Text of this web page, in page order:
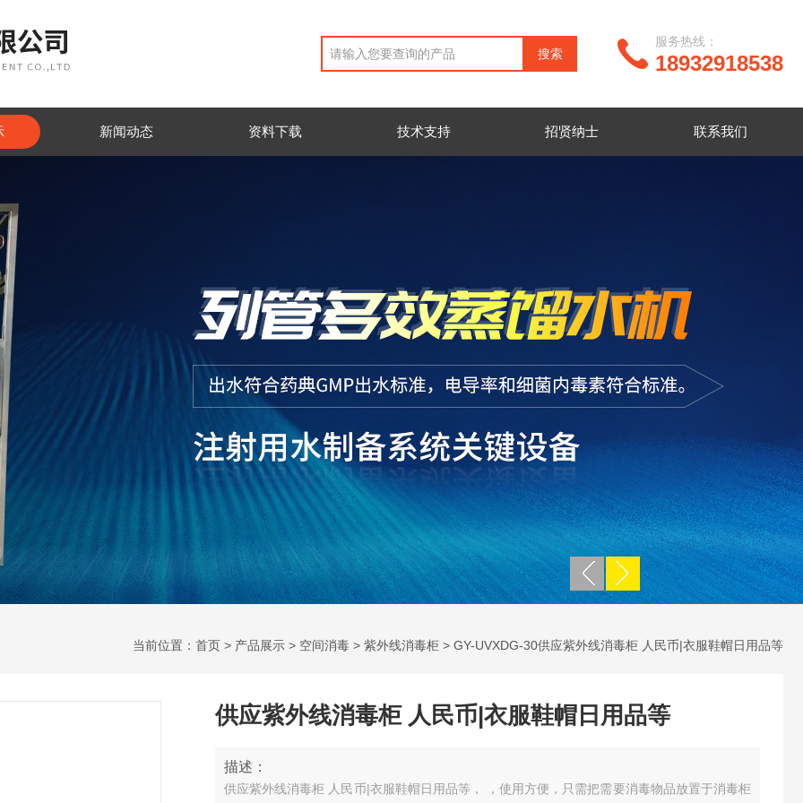
18932918538
服务热线：
新闻动态 资料下载 技术支持 招贤纳士 联系我们
当前位置： 首页 > 产品展示 > 空间消毒 > 紫外线消毒柜 > GY-UVXDG-30供应紫外线消毒柜 人民币|衣服鞋帽日用品等
供应紫外线消毒柜 人民币|衣服鞋帽日用品等
描述：
供应紫外线消毒柜 人民币|衣服鞋帽日用品等， ，使用方便，只需把需要消毒物品放置于消毒柜